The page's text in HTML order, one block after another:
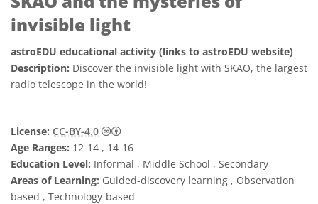
invisible light
astroEDU educational activity (links to astroEDU website)
Description: Discover the invisible light with SKAO, the largest
radio telescope in the world!
License: CC-BY-4.0
Creative Commons 姓名標示 4.0 國際 (CC
Age Ranges: 12-14 , 14-16
Education Level: Informal , Middle School , Secondary
Areas of Learning: Guided-discovery learning , Observation
based , Technology-based